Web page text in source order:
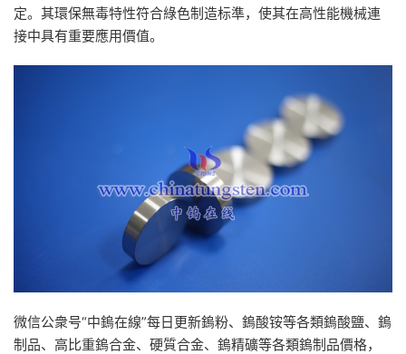
定。其環保無毒特性符合綠色制造标準，使其在高性能機械連
接中具有重要應用價值。
微信公衆号“中鎢在線”每日更新鎢粉、鎢酸铵等各類鎢酸鹽、鎢
制品、高比重鎢合金、硬質合金、鎢精礦等各類鎢制品價格，